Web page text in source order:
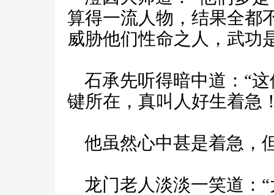
算得一流人物，结果全都
威胁他们性命之人，武功
石承先听得暗中道：“
键所在，真叫人好生着急
他虽然心中甚是着急，
龙门老人淡淡一笑道：